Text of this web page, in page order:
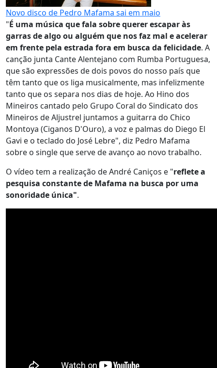
Novo disco de Pedro Mafama sai em maio
"É uma música que fala sobre querer escapar às
garras de algo ou alguém que nos faz mal e acelerar
em frente pela estrada fora em busca da felicidade. A
canção junta Cante Alentejano com Rumba Portuguesa,
que são expressões de dois povos do nosso país que
têm tanto que os liga musicalmente, mas infelizmente
tanto que os separa nos dias de hoje. Ao Hino dos
Mineiros cantado pelo Grupo Coral do Sindicato dos
Mineiros de Aljustrel juntamos a guitarra do Chico
Montoya (Ciganos D'Ouro), a voz e palmas do Diego El
Gavi e o teclado do José Lebre", diz Pedro Mafama
sobre o single que serve de avanço ao novo trabalho.
O vídeo tem a realização de André Caniços e "reflete a
pesquisa constante de Mafama na busca por uma
sonoridade única".